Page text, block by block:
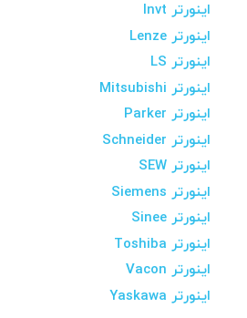
اینورتر Invt
اینورتر Lenze
اینورتر LS
اینورتر Mitsubishi
اینورتر Parker
اینورتر Schneider
اینورتر SEW
اینورتر Siemens
اینورتر Sinee
اینورتر Toshiba
اینورتر Vacon
اینورتر Yaskawa